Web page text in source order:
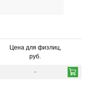
Цена для физлиц,
руб.
-